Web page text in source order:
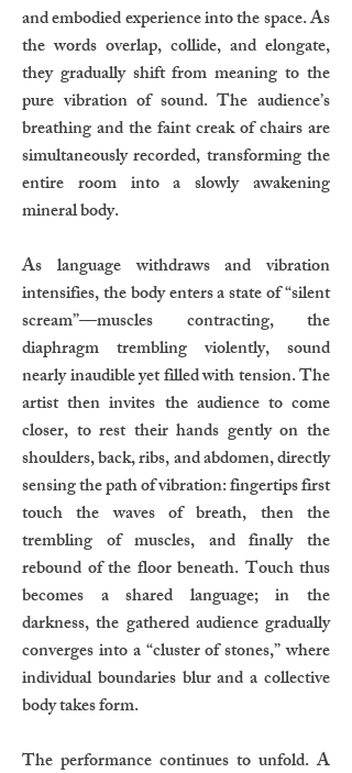
and embodied experience into the space. As
the words overlap, collide, and elongate,
they gradually shift from meaning to the
pure vibration of sound. The audience’s
breathing and the faint creak of chairs are
simultaneously recorded, transforming the
entire room into a slowly awakening
mineral body.
As language withdraws and vibration
intensifies, the body enters a state of “silent
scream”—muscles contracting, the
diaphragm trembling violently, sound
nearly inaudible yet filled with tension. The
artist then invites the audience to come
closer, to rest their hands gently on the
shoulders, back, ribs, and abdomen, directly
sensing the path of vibration: fingertips first
touch the waves of breath, then the
trembling of muscles, and finally the
rebound of the floor beneath. Touch thus
becomes a shared language; in the
darkness, the gathered audience gradually
converges into a “cluster of stones,” where
individual boundaries blur and a collective
body takes form.
The performance continues to unfold. A